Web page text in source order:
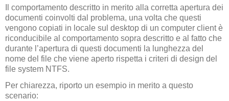
Il comportamento descritto in merito alla corretta apertura dei
documenti coinvolti dal problema, una volta che questi
vengono copiati in locale sul desktop di un computer client è
riconducibile al comportamento sopra descritto e al fatto che
durante l’apertura di questi documenti la lunghezza del
nome del file che viene aperto rispetta i criteri di design del
file system NTFS.
Per chiarezza, riporto un esempio in merito a questo
scenario: